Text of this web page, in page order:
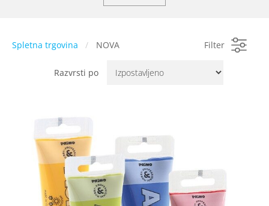
Spletna trgovina NOVA Filter
Razvrsti po